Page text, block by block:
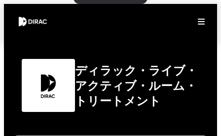
ディラック・ライブ・
アクティブ・ルーム・
トリートメント